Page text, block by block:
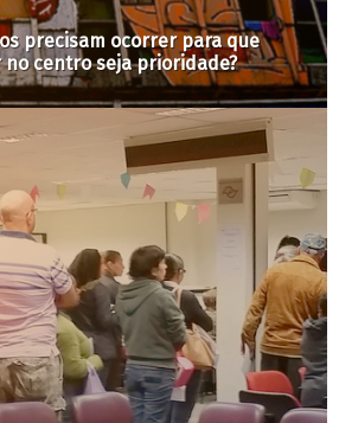
não livrar o Anhangabaú dos seus